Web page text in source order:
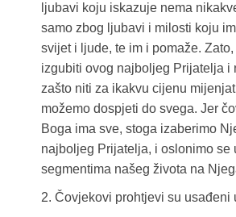
ljubavi koju iskazuje nema
samo zbog ljubavi i milosti koju
svijet i ljude, te im i pomaže.
izgubiti ovog najboljeg Prijatelja i
zašto niti za ikakvu cijenu
možemo dospjeti do svega. Jer
Boga ima sve, stoga izaberimo
najboljeg Prijatelja, i oslonimo se
segmentima našeg života na
2. Čovjekovi prohtjevi su usađeni